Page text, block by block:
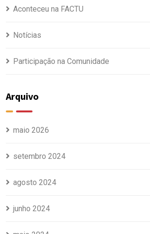
Aconteceu na FACTU
Notícias
Participação na Comunidade
Arquivo
maio 2026
setembro 2024
agosto 2024
junho 2024